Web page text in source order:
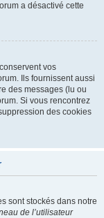
a désactivé cette
vos
Ils fournissent aussi
des messages (lu ou
Si vous rencontrez
des cookies
sont stockés dans notre
de l’utilisateur